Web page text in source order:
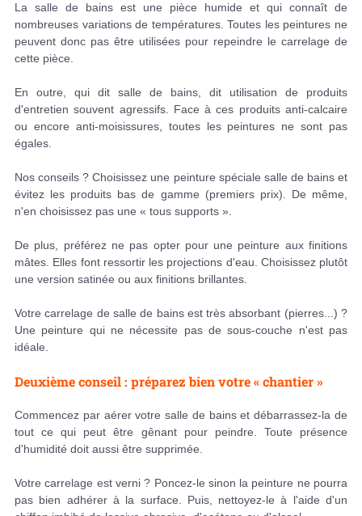
La salle de bains est une pièce humide et qui connaît de
nombreuses variations de températures. Toutes les peintures ne
peuvent donc pas être utilisées pour repeindre le carrelage de
cette pièce.
En outre, qui dit salle de bains, dit utilisation de produits
d'entretien souvent agressifs. Face à ces produits anti-calcaire
ou encore anti-moisissures, toutes les peintures ne sont pas
égales.
Nos conseils ? Choisissez une peinture spéciale salle de bains et
évitez les produits bas de gamme (premiers prix). De même,
n'en choisissez pas une « tous supports ».
De plus, préférez ne pas opter pour une peinture aux finitions
mâtes. Elles font ressortir les projections d'eau. Choisissez plutôt
une version satinée ou aux finitions brillantes.
Votre carrelage de salle de bains est très absorbant (pierres...) ?
Une peinture qui ne nécessite pas de sous-couche n'est pas
idéale.
Deuxième conseil : préparez bien votre « chantier »
Commencez par aérer votre salle de bains et débarrassez-la de
tout ce qui peut être gênant pour peindre. Toute présence
d'humidité doit aussi être supprimée.
Votre carrelage est verni ? Poncez-le sinon la peinture ne pourra
pas bien adhérer à la surface. Puis, nettoyez-le à l'aide d'un